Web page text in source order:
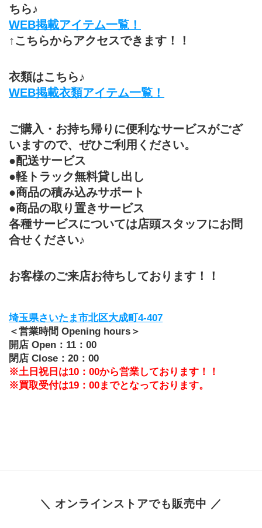
ちら♪
WEB掲載アイテム一覧！
↑こちらからアクセスできます！！
衣類はこちら♪
WEB掲載衣類アイテム一覧！
ご購入・お持ち帰りに便利なサービスがござ
いますので、ぜひご利用ください。
●配送サービス
●軽トラック無料貸し出し
●商品の積み込みサポート
●商品の取り置きサービス
各種サービスについては店頭スタッフにお問
合せください♪
お客様のご来店お待ちしております！！
埼玉県さいたま市北区大成町4-407
＜営業時間 Opening hours＞
開店 Open：11：00
閉店 Close：20：00
※土日祝日は10：00から営業しております！！
※買取受付は19：00までとなっております。
＼ オンラインストアでも販売中 ／